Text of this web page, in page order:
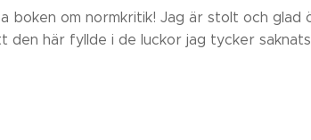
boken om normkritik! Jag är stolt och
den här fyllde i de luckor jag tycker